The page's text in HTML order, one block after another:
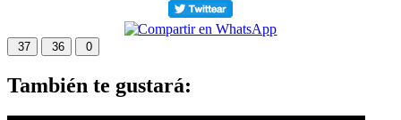
37 36 0
También te gustará: